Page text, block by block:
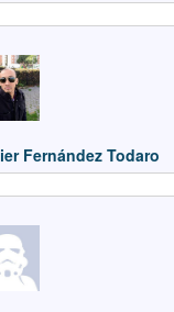
Fernández Todaro